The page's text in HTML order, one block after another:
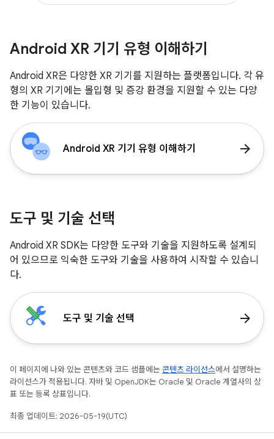
Android XR 기기 유형 이해하기
Android XR은 다양한 XR 기기를 지원하는 플랫폼입니다. 각 유
형의 XR 기기에는 몰입형 및 증강 환경을 지원할 수 있는 다양
한 기능이 있습니다.
Android XR 기기 유형 이해하기 arrow_forward
도구 및 기술 선택
Android XR SDK는 다양한 도구와 기술을 지원하도록 설계되
어 있으므로 익숙한 도구와 기술을 사용하여 시작할 수 있습니
다.
도구 및 기술 선택 arrow_forward
이 페이지에 나와 있는 콘텐츠와 코드 샘플에는 콘텐츠 라이선스에서 설명하는
라이선스가 적용됩니다. 자바 및 OpenJDK는 Oracle 및 Oracle 계열사의 상
표 또는 등록 상표입니다.
최종 업데이트: 2026-05-19(UTC)